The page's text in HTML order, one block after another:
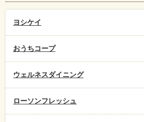
ヨシケイ
おうちコープ
ウェルネスダイニング
ローソンフレッシュ